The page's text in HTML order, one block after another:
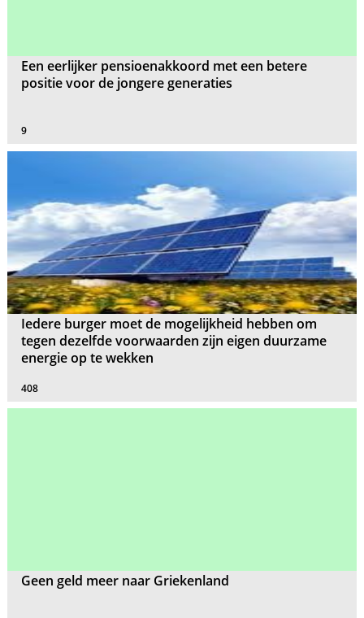
Een eerlijker pensioenakkoord met een betere
positie voor de jongere generaties
9
Iedere burger moet de mogelijkheid hebben om
tegen dezelfde voorwaarden zijn eigen duurzame
energie op te wekken
408
Geen geld meer naar Griekenland